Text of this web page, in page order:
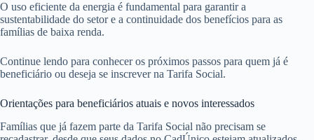
O uso eficiente da energia é fundamental para garantir a
sustentabilidade do setor e a continuidade dos benefícios para as
famílias de baixa renda.
Continue lendo para conhecer os próximos passos para quem já é
beneficiário ou deseja se inscrever na Tarifa Social.
Orientações para beneficiários atuais e novos interessados
Famílias que já fazem parte da Tarifa Social não precisam se